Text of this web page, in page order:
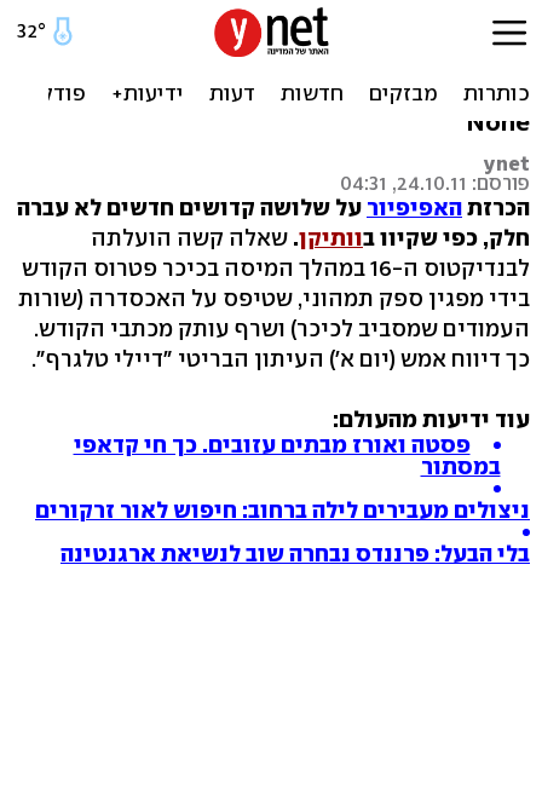
צפו במפגין שורף "הברית
החדשה" מול האפיפיור
None
ynet
פורסם: 24.10.11, 04:31
הכרזתהאפיפיור על שלושה קדושים חדשים לא עברה
חלק, כפי שקיוו בוותיקן. שאלה קשה הועלתה
לבנדיקטוס ה-16 במהלך המיסה בכיכר פטרוס הקודש
בידי מפגין ספק תמהוני, שטיפס על האכסדרה (שורות
העמודים שמסביב לכיכר) ושרף עותק מכתבי הקודש.
כך דיווח אמש (יום א') העיתון הבריטי "דיילי טלגרף".
עוד ידיעות מהעולם:
פסטה ואורז מבתים עזובים. כך חי קדאפי
במסתור
ניצולים מעבירים לילה ברחוב: חיפוש לאור זרקורים
בלי הבעל: פרננדס נבחרה שוב לנשיאת ארגנטינה